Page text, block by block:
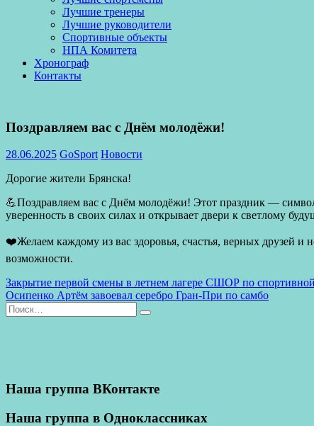
Лучшие тренеры
Лучшие руководители
Спортивные объекты
НПА Комитета
Хронограф
Контакты
Поздравляем вас с Днём молодёжи!
28.06.2025 GoSport Новости
Дорогие жители Брянска!
💪Поздравляем вас с Днём молодёжи! Этот праздник —
уверенность в своих силах и открывает двери к светлому
❤️Желаем каждому из вас здоровья, счастья, верных друзей и
возможности.
Навигация
по
Previous
Post:
Закрытие первой смены в летнем лагере СШОР по
Next
Post:
Осипенко Артём завоевал серебро Гран-При по самбо
Найти:
Поиск
Наша группа ВКонтакте
Наша группа в Одноклассниках